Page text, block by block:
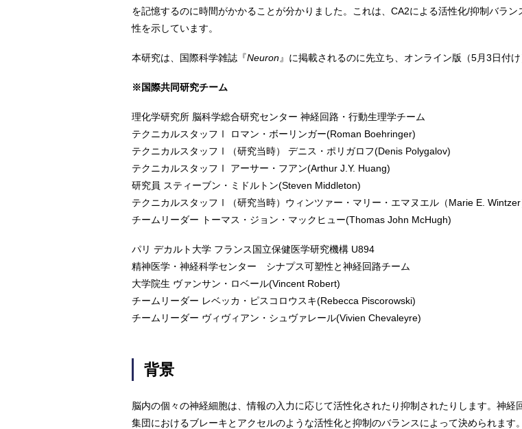
を記憶するのに時間がかかることが分かりました。これは、CA2による活性化/抑制バラ
性を示しています。
本研究は、国際科学雑誌『Neuron』に掲載されるのに先立ち、オンライン版（5月3日付け
※国際共同研究チーム
理化学研究所 脳科学総合研究センター 神経回路・行動生理学チーム
テクニカルスタッフⅠ ロマン・ボーリンガー(Roman Boehringer)
テクニカルスタッフⅠ（研究当時） デニス・ポリガロフ(Denis Polygalov)
テクニカルスタッフⅠ アーサー・フアン(Arthur J.Y. Huang)
研究員 スティーブン・ミドルトン(Steven Middleton)
テクニカルスタッフⅠ（研究当時）ウィンツァー・マリー・エマヌエル（Marie E. Wintzer
チームリーダー トーマス・ジョン・マックヒュー(Thomas John McHugh)
パリ デカルト大学 フランス国立保健医学研究機構 U894
精神医学・神経科学センター シナプス可塑性と神経回路チーム
大学院生 ヴァンサン・ロベール(Vincent Robert)
チームリーダー レベッカ・ピスコロウスキ(Rebecca Piscorowski)
チームリーダー ヴィヴィアン・シュヴァレール(Vivien Chevaleyre)
背景
脳内の個々の神経細胞は、情報の入力に応じて活性化されたり抑制されたりします。神
集団におけるブレーキとアクセルのような活性化と抑制のバランスによって決められます。